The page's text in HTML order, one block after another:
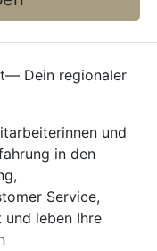
Dein regionaler
und
in den
Service,
und leben Ihre